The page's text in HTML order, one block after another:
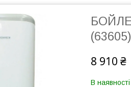
(63605)
8 910 ₴
В наявності